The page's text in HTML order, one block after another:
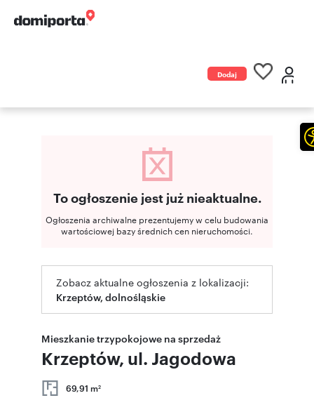
Dodaj
To ogłoszenie jest już nieaktualne.
Ogłoszenia archiwalne prezentujemy w celu budowania
wartościowej bazy średnich cen nieruchomości.
Zobacz aktualne ogłoszenia z lokalizacji:
Krzeptów, dolnośląskie
Mieszkanie trzypokojowe na sprzedaż
Krzeptów, ul. Jagodowa
69,91 m2